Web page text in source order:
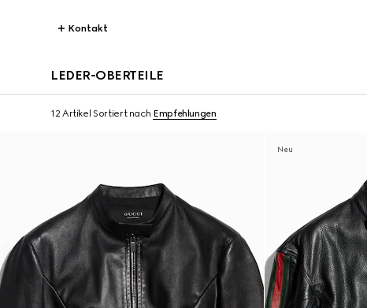
Kontakt
LEDER-OBERTEILE
12 Artikel Sortiert nach Empfehlungen
Neu